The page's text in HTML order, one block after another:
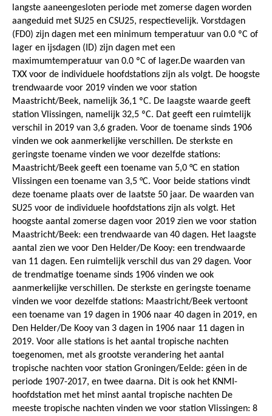
langste aaneengesloten periode met zomerse dagen worden
aangeduid met SU25 en CSU25, respectievelijk. Vorstdagen
(FD0) zijn dagen met een minimum temperatuur van 0.0 ºC of
lager en ijsdagen (ID) zijn dagen met een
maximumtemperatuur van 0.0 ºC of lager.De waarden van
TXX voor de individuele hoofdstations zijn als volgt. De hoogste
trendwaarde voor 2019 vinden we voor station
Maastricht/Beek, namelijk 36,1 ºC. De laagste waarde geeft
station Vlissingen, namelijk 32,5 ºC. Dat geeft een ruimtelijk
verschil in 2019 van 3,6 graden. Voor de toename sinds 1906
vinden we ook aanmerkelijke verschillen. De sterkste en
geringste toename vinden we voor dezelfde stations:
Maastricht/Beek geeft een toename van 5,0 °C en station
Vlissingen een toename van 3,5 °C. Voor beide stations vindt
deze toename plaats over de laatste 50 jaar. De waarden van
SU25 voor de individuele hoofdstations zijn als volgt. Het
hoogste aantal zomerse dagen voor 2019 zien we voor station
Maastricht/Beek: een trendwaarde van 40 dagen. Het laagste
aantal zien we voor Den Helder/De Kooy: een trendwaarde
van 11 dagen. Een ruimtelijk verschil dus van 29 dagen. Voor
de trendmatige toename sinds 1906 vinden we ook
aanmerkelijke verschillen. De sterkste en geringste toename
vinden we voor dezelfde stations: Maastricht/Beek vertoont
een toename van 19 dagen in 1906 naar 40 dagen in 2019, en
Den Helder/De Kooy van 3 dagen in 1906 naar 11 dagen in
2019. Voor alle stations is het aantal tropische nachten
toegenomen, met als grootste verandering het aantal
tropische nachten voor station Groningen/Eelde: géen in de
periode 1907-2017, en twee daarna. Dit is ook het KNMI-
hoofdstation met het minst aantal tropische nachten De
meeste tropische nachten vinden we voor station Vlissingen: 8